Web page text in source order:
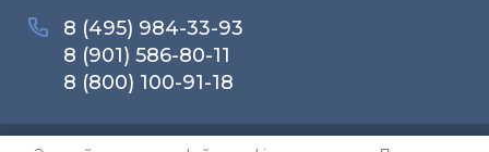
8 (495) 984-33-93
8 (901) 586-80-11
8 (800) 100-91-18